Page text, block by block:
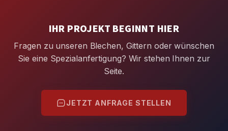
IHR PROJEKT BEGINNT HIER
Fragen zu unseren Blechen, Gittern oder wünschen
Sie eine Spezialanfertigung? Wir stehen Ihnen zur
Seite.
JETZT ANFRAGE STELLEN